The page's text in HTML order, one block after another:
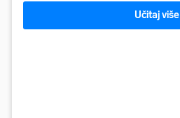
Učitaj više